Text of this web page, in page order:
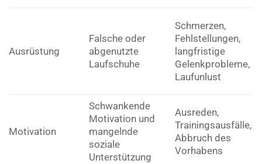
Ausrüstung
Falsche oder
abgenutzte
Laufschuhe
Schmerzen,
Fehlstellungen,
langfristige
Gelenkprobleme,
Laufunlust
Motivation
Schwankende
Motivation und
mangelnde
soziale
Unterstützung
Ausreden,
Trainingsausfälle,
Abbruch des
Vorhabens